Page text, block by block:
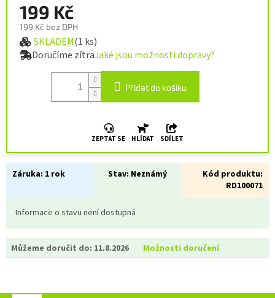
199 Kč
199 Kč bez DPH
Měrná cena:
SKLADEM(1 ks)
Doručíme zítraJaké jsou možnosti dopravy?
Přidat do košíku
ZEPTAT SE HLÍDAT SDÍLET
Záruka: 1 rok Stav: Neznámý
Kód produktu:
RD100071
Informace o stavu není dostupná
Můžeme doručit do: 11.8.2026 Možnosti doručení